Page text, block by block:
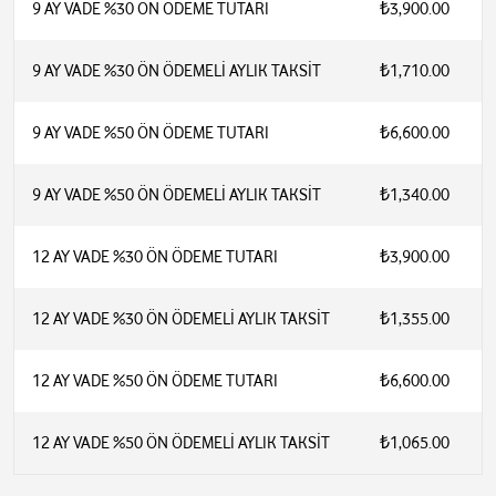
9 AY VADE %30 ÖN ÖDEME TUTARI ₺3,900.00
9 AY VADE %30 ÖN ÖDEMELİ AYLIK TAKSİT ₺1,710.00
9 AY VADE %50 ÖN ÖDEME TUTARI ₺6,600.00
9 AY VADE %50 ÖN ÖDEMELİ AYLIK TAKSİT ₺1,340.00
12 AY VADE %30 ÖN ÖDEME TUTARI ₺3,900.00
12 AY VADE %30 ÖN ÖDEMELİ AYLIK TAKSİT ₺1,355.00
12 AY VADE %50 ÖN ÖDEME TUTARI ₺6,600.00
12 AY VADE %50 ÖN ÖDEMELİ AYLIK TAKSİT ₺1,065.00